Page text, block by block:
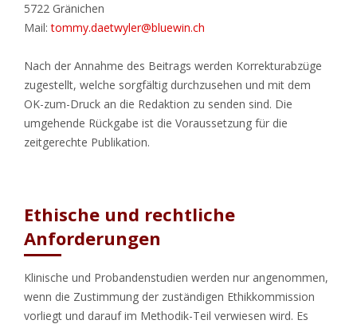
5722 Gränichen
Mail:tommy.daetwyler@bluewin.ch
Nach der Annahme des Beitrags werden Korrekturabzüge
zugestellt, welche sorgfältig durchzusehen und mit dem
OK-zum-Druck an die Redaktion zu senden sind. Die
umgehende Rückgabe ist die Voraussetzung für die
zeitgerechte Publikation.
Ethische und rechtliche
Anforderungen
Klinische und Probandenstudien werden nur angenommen,
wenn die Zustimmung der zuständigen Ethikkommission
vorliegt und darauf im Methodik-Teil verwiesen wird. Es